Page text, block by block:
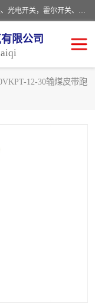
湖北杭荣电气有限公司是一家主要从事生产接近开关、光电开关，霍尔开关、两级跑偏开关、双向拉绳开关、速度监测器、皮带打滑开关、阻旋式料位开关、皮带纵向撕裂开关、溜槽堵塞开关、声光报警器、矿用磁性井筒开关等，主营行业：电气设备、仪器仪表制造, 高低压电器，成套电气设备，矿用防爆机电设备，皮带机综合保护系统，防爆电器，传感器，工矿配件，电器配件，自动化工业机器人的研发，制造，加工销售。
限公司
12-30输煤皮带跑
器
示灯
关